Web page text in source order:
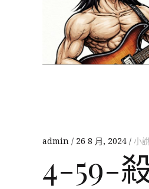
admin 26 8 月, 2024 小說
4-59-